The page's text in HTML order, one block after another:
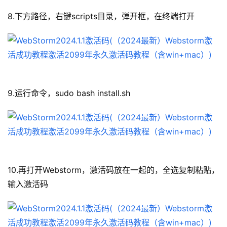
8.下方路径，右键scripts目录，弹开框，在终端打开
9.运行命令，sudo bash install.sh
10.再打开Webstorm，激活码放在一起的，全选复制粘贴，
输入激活码